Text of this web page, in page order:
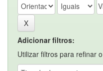
Adicionar filtros:
Utilizar filtros para refinar